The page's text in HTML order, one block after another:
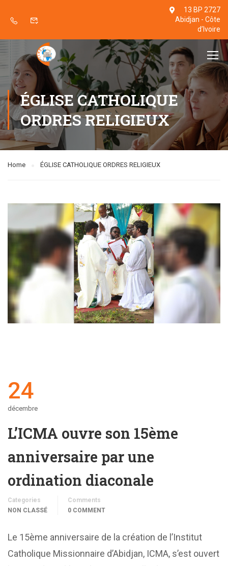
13 BP 2727
Abidjan - Côte
d’Ivoire
ÉGLISE CATHOLIQUE
ORDRES RELIGIEUX
Home ÉGLISE CATHOLIQUE ORDRES RELIGIEUX
24
décembre
L’ICMA ouvre son 15ème
anniversaire par une
ordination diaconale
Categories
NON CLASSÉ
Comments
0 COMMENT
Le 15ème anniversaire de la création de l’Institut
Catholique Missionnaire d’Abidjan, ICMA, s’est ouvert